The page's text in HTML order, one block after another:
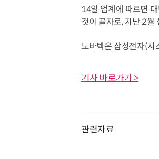
14일 업계에 따르면
것이 골자로, 지난 2월
노바텍은 삼성전자(시
기사 바로가기 >
관련자료